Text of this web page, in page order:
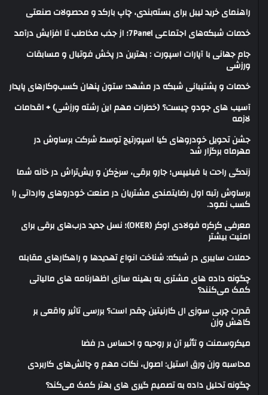
راهنمای خرید لیبل برای بسته‌بندی، چاپ بارکد و محصولات صنعتی
خدمات شبکه‌های اجتماعی 7Panel؛ از جذب مخاطب تا افزایش درآمد
جام جهانی با آپارات اسپورت : بهترین در پخش فوتبال و مسابقات
ورزشی
خدمات و پشتیبانی شبکه در مشهد؛ ستون پنهان کسب‌وکارهای پایدار
آسیب های جودو چیست؟ (خطرات مهم این رشته ورزشی) + اقدامات
لازمه
جشن تحویل خودروهای کیا اسپورتیج توسط شرکت برساوش در
مهرماه برگزار شد
زندگی راحت با فیلیپس؛ جارو برقی، سرخ‌کن و ریش‌تراش در خانه شما
برساوش رتبه اول رضایتمندی مشتریان در صنعت خودروهای وارداتی را
کسب نمود.
معرفی کرکره فولادی اوکر (OKER)؛ نسل جدید درب‌های برقی برای
امنیت بیشتر
حملات سایبری در شبکه: شناخت انواع تهدیدها و راهکارهای مقابله
چگونه داده های مشتری به بهینه سازی اظهارنامه های مالیاتی
کمک می‌کنند؟
قدرت چربی سوزی ال کارنیتین چقدر است؟ بررسی تاثیر واقعی بر
کاهش وزن
میکروسمنت و تأثیر آن بر روحیه و احساس در فضا
محاسبه وزن ورق استیل: اصول، نکات مهم و چالش‌های کاربردی
چگونه تحلیل داده به تصمیم گیری های بهتر کمک می‌کند؟